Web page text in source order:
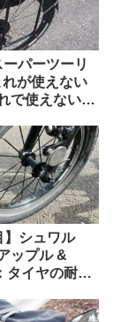
パーツーリ
が使えない
で使えないバ
能なリアラッ
】シュワル
ップル &
タイヤの耐久